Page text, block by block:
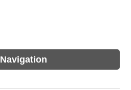
Navigation